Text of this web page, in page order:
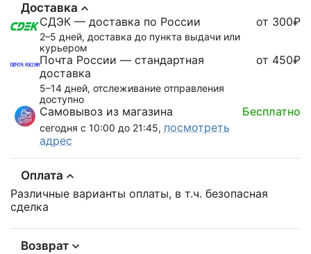
Доставка
СДЭК — доставка по России
2–5 дней, доставка до пункта выдачи или
курьером
от 300₽
Почта России — стандартная
доставка
5–14 дней, отслеживание отправления
доступно
от 450₽
Самовывоз из магазина
сегодня с 10:00 до 21:45, посмотреть
адрес
Бесплатно
Оплата
Различные варианты оплаты, в т.ч. безопасная
сделка
Возврат